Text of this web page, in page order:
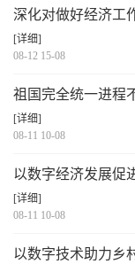
深化对做好经济工
[详细]
08-12 15-08
祖国完全统一进程
[详细]
08-11 10-08
以数字经济发展促
[详细]
08-11 10-08
以数字技术助力乡